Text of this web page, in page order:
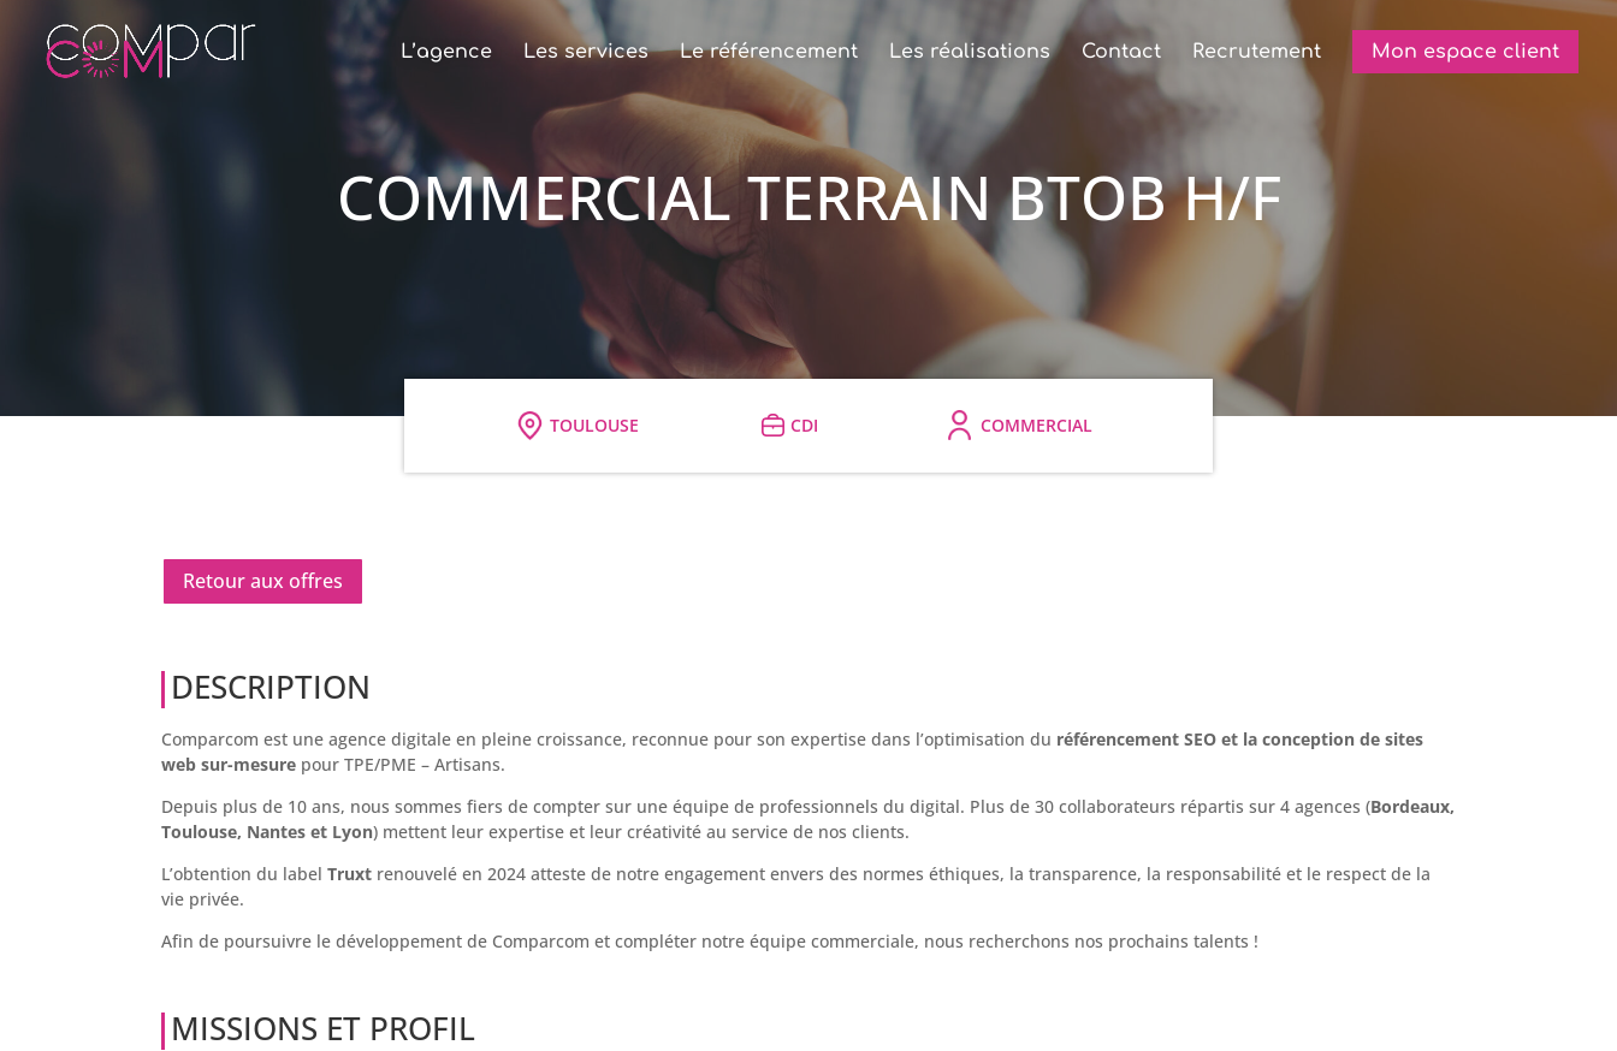
L’agence Les services Le référencement Les réalisations Contact Recrutement Mon espace client
COMMERCIAL TERRAIN BTOB H/F
TOULOUSE CDI COMMERCIAL
Retour aux offres
DESCRIPTION
Comparcom est une agence digitale en pleine croissance, reconnue pour son expertise dans l’optimisation du référencement SEO et la conception de sites
web sur-mesure pour TPE/PME – Artisans.
Depuis plus de 10 ans, nous sommes fiers de compter sur une équipe de professionnels du digital. Plus de 30 collaborateurs répartis sur 4 agences (Bordeaux,
Toulouse, Nantes et Lyon) mettent leur expertise et leur créativité au service de nos clients.
L’obtention du labelTruxt renouvelé en 2024 atteste de notre engagement envers des normes éthiques, la transparence, la responsabilité et le respect de la
vie privée.
Afin de poursuivre le développement de Comparcom et compléter notre équipe commerciale, nous recherchons nos prochains talents !
MISSIONS ET PROFIL